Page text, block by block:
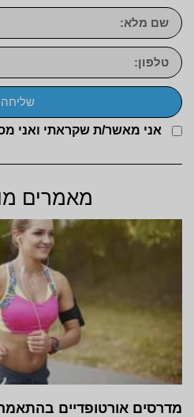
אני מאשר/ת שקראתי ואני
שליחה
מאמרים
מדרסים אורטופדיים